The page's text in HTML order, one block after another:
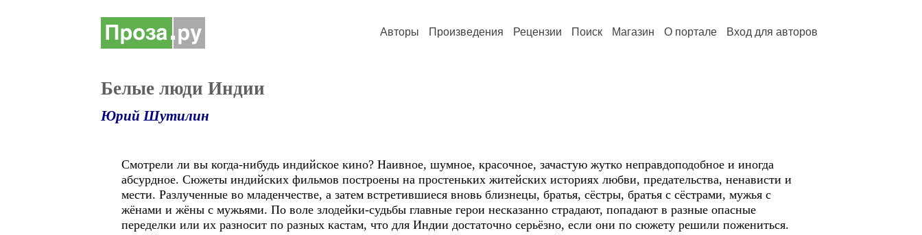
Авторы Произведения Рецензии Поиск Магазин О портале Вход для авторов
Белые люди Индии
Юрий Шутилин
Смотрели ли вы когда-нибудь индийское кино? Наивное, шумное, красочное, зачастую жутко неправдоподобное и иногда
абсурдное. Сюжеты индийских фильмов построены на простеньких житейских историях любви, предательства, ненависти и
мести. Разлученные во младенчестве, а затем встретившиеся вновь близнецы, братья, сёстры, братья с сёстрами, мужья с
жёнами и жёны с мужьями. По воле злодейки-судьбы главные герои несказанно страдают, попадают в разные опасные
переделки или их разносит по разных кастам, что для Индии достаточно серьёзно, если они по сюжету решили пожениться.